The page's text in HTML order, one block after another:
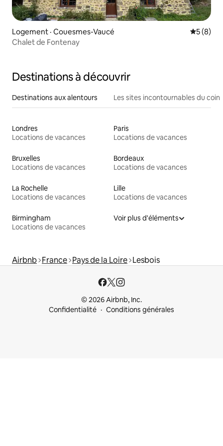
Logement · Couesmes-Vaucé Note
5 (8)
Chalet de Fontenay
Destinations à découvrir
Destinations aux alentours Les sites incontournables du coin
Londres
Locations de vacances
Paris
Locations de vacances
Bruxelles
Locations de vacances
Bordeaux
Locations de vacances
La Rochelle
Locations de vacances
Lille
Locations de vacances
Birmingham
Locations de vacances
Voir plus d'éléments
Airbnb France Pays de la Loire Lesbois
© 2026 Airbnb, Inc.
Confidentialité
Conditions générales